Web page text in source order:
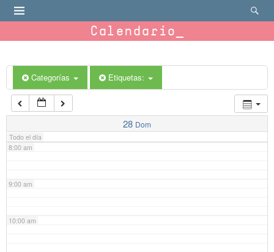
Calendario
Categorías Etiquetas:
28 Dom
Todo el día
6:00 am
7:00 am
8:00 am
9:00 am
10:00 am